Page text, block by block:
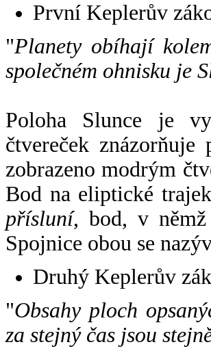
První Keplerův
"Planety obíhají
společném ohnisku je
Poloha Slunce je
čtvereček
zobrazeno modrým
Bod na eliptické
přísluní, bod, v
Spojnice obou se
Druhý Keplerův
"Obsahy ploch
za stejný čas jsou